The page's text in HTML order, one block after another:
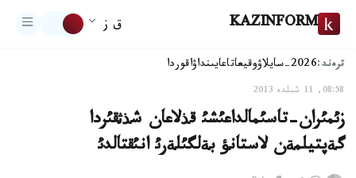
KAZINFORM ق ز
ترەند:2026-سايلاۋ وقيعاتاعايىنداۋاقوردا
08:58, 11 شىلدە 2013
زئمئران-تاسئمالداعئشئ قذلاعان شذثقئردا
گةپتيلمةن لاستانؤ بةلگئلةرئ انئقتالدئ